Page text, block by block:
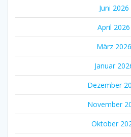
Juni 2026
April 2026
März 2026
Januar
Dezember
November
Oktober